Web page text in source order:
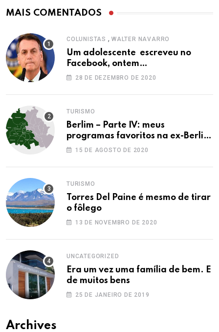
MAIS COMENTADOS
COLUNISTAS , WALTER NAVARRO
Um adolescente escreveu no
Facebook, ontem…
28 DE DEZEMBRO DE 2020
TURISMO
Berlim – Parte IV: meus
programas favoritos na ex-Berlim
Ocidental
15 DE AGOSTO DE 2020
TURISMO
Torres Del Paine é mesmo de tirar
o fôlego
13 DE NOVEMBRO DE 2020
UNCATEGORIZED
Era um vez uma família de bem. E
de muitos bens
25 DE JANEIRO DE 2019
Archives